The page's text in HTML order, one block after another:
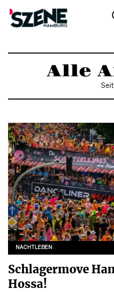
Inhalt
Alle
NACHTLEBEN
Schlagermove
Hossa!